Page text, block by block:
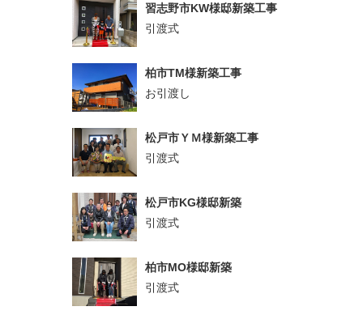
習志野市KW様邸新築工事
引渡式
柏市TM様新築工事
お引渡し
松戸市ＹＭ様新築工事
引渡式
松戸市KG様邸新築
引渡式
柏市MO様邸新築
引渡式